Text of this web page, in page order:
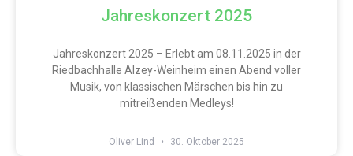
Jahreskonzert 2025
Jahreskonzert 2025 – Erlebt am 08.11.2025 in der
Riedbachhalle Alzey-Weinheim einen Abend voller
Musik, von klassischen Märschen bis hin zu
mitreißenden Medleys!
Oliver Lind 30. Oktober 2025